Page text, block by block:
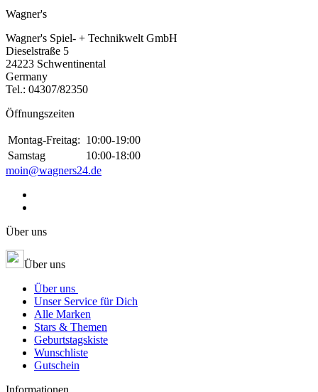
Wagner's
Wagner's Spiel- + Technikwelt GmbH
Dieselstraße 5
24223 Schwentinental
Germany
Tel.: 04307/82350
Öffnungszeiten
Montag-Freitag: 10:00-19:00
Samstag
10:00-18:00
moin@wagners24.de
Über uns
Über uns
Über uns
Unser Service für Dich
Alle Marken
Stars & Themen
Geburtstagskiste
Wunschliste
Gutschein